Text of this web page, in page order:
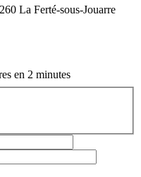
La Ferté-sous-Jouarre
en 2 minutes